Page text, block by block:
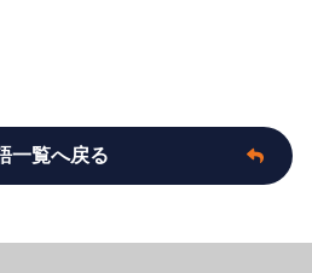
一覧へ戻る